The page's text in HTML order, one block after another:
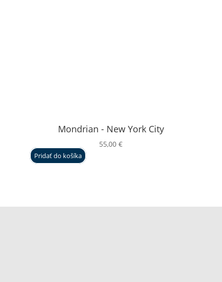
Mondrian - New York City
55,00€
Pridať do košíka